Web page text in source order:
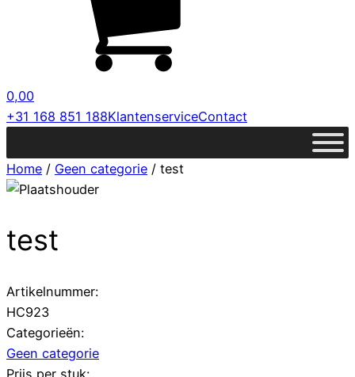
0,00
+31 168 851 188KlantenserviceContact
Home / Geen categorie / test
test
Artikelnummer:
HC923
Categorieën:
Geen categorie
Prijs per stuk: